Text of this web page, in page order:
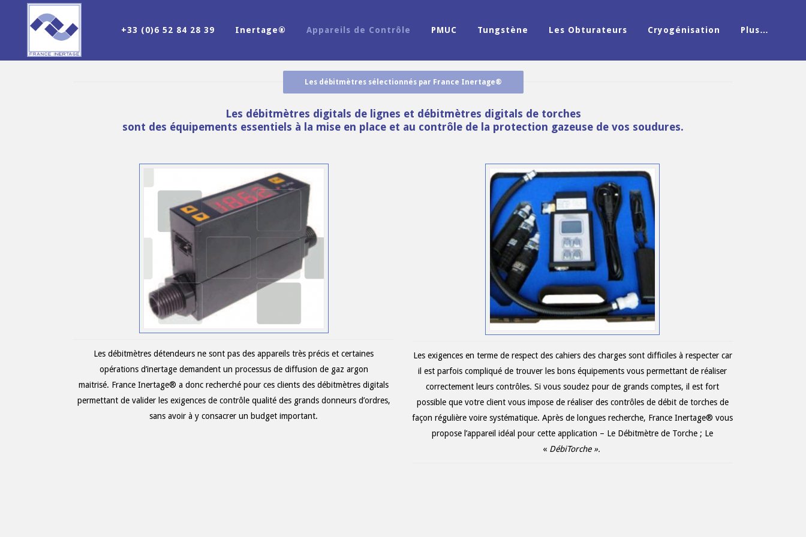
+33 (0)6 52 84 28 39 Inertage® Appareils de Contrôle PMUC Tungstène Les Obturateurs Cryogénisation Plus…
Les débitmètres sélectionnés par France Inertage®
Les débitmètres digitals de lignes et débitmètres digitals de torches
sont des équipements essentiels à la mise en place et au contrôle de la protection gazeuse de vos soudures.
Les débitmètres détendeurs ne sont pas des appareils très précis et certaines
opérations d’inertage demandent un processus de diffusion de gaz argon
maitrisé. France Inertage® a donc recherché pour ces clients des débitmètres digitals
permettant de valider les exigences de contrôle qualité des grands donneurs d’ordres,
sans avoir à y consacrer un budget important.
Les exigences en terme de respect des cahiers des charges sont difficiles à respecter car
il est parfois compliqué de trouver les bons équipements vous permettant de réaliser
correctement leurs contrôles. Si vous soudez pour de grands comptes, il est fort
possible que votre client vous impose de réaliser des contrôles de débit de torches de
façon régulière voire systématique. Après de longues recherche, France Inertage® vous
propose l’appareil idéal pour cette application – Le Débitmètre de Torche ; Le
« DébiTorche ».